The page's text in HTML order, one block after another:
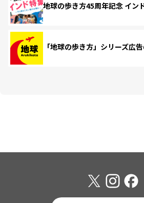
地球の歩き方45周年記念 イン
「地球の歩き方」シリーズ広